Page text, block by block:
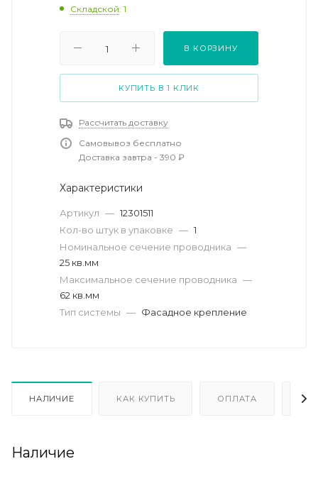
Складской: 1
В КОРЗИНУ
КУПИТЬ В 1 КЛИК
Рассчитать доставку
Самовывоз бесплатно
Доставка завтра - 390 ₽
Характеристики
Артикул — 12301511
Кол-во штук в упаковке — 1
Номинальное сечение проводника —
25 кв.мм
Максимальное сечение проводника —
62 кв.мм
Тип системы — Фасадное крепление
НАЛИЧИЕ КАК КУПИТЬ ОПЛАТА
Наличие